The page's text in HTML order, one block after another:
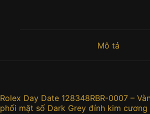
Mô tả
Rolex Day Date 128348RBR-0007 –
phối mặt số Dark Grey đính kim cương